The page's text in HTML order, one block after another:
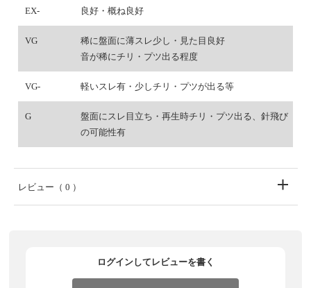
EX- 良好・概ね良好
VG
稀に盤面に薄スレ少し・見た目良好
音が稀にチリ・プツ出る程度
VG- 軽いスレ有・少しチリ・プツが出る等
G
盤面にスレ目立ち・再生時チリ・プツ出る、針飛び
の可能性有
レビュー （ 0 ）
ログインしてレビューを書く